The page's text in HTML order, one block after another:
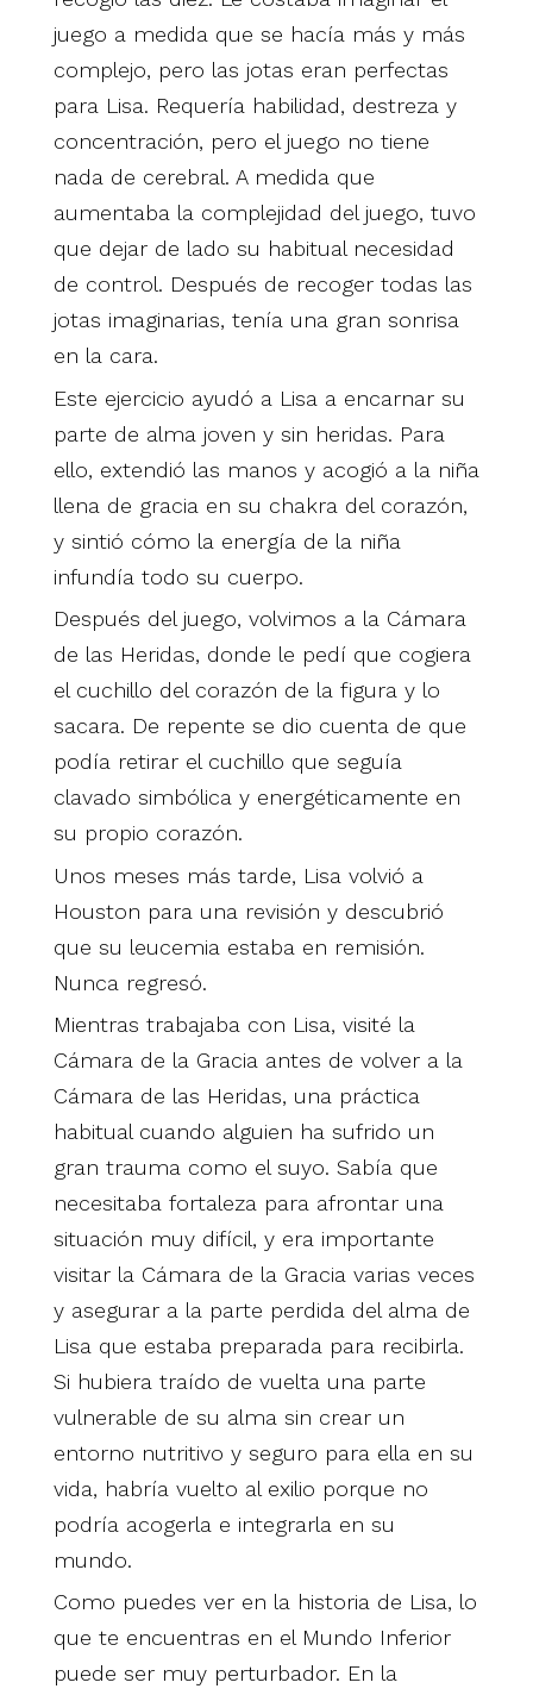
juego a medida que se hacía más y más
complejo, pero las jotas eran perfectas
para Lisa. Requería habilidad, destreza y
concentración, pero el juego no tiene
nada de cerebral. A medida que
aumentaba la complejidad del juego, tuvo
que dejar de lado su habitual necesidad
de control. Después de recoger todas las
jotas imaginarias, tenía una gran sonrisa
en la cara.
Este ejercicio ayudó a Lisa a encarnar su
parte de alma joven y sin heridas. Para
ello, extendió las manos y acogió a la niña
llena de gracia en su chakra del corazón,
y sintió cómo la energía de la niña
infundía todo su cuerpo.
Después del juego, volvimos a la Cámara
de las Heridas, donde le pedí que cogiera
el cuchillo del corazón de la figura y lo
sacara. De repente se dio cuenta de que
podía retirar el cuchillo que seguía
clavado simbólica y energéticamente en
su propio corazón.
Unos meses más tarde, Lisa volvió a
Houston para una revisión y descubrió
que su leucemia estaba en remisión.
Nunca regresó.
Mientras trabajaba con Lisa, visité la
Cámara de la Gracia antes de volver a la
Cámara de las Heridas, una práctica
habitual cuando alguien ha sufrido un
gran trauma como el suyo. Sabía que
necesitaba fortaleza para afrontar una
situación muy difícil, y era importante
visitar la Cámara de la Gracia varias veces
y asegurar a la parte perdida del alma de
Lisa que estaba preparada para recibirla.
Si hubiera traído de vuelta una parte
vulnerable de su alma sin crear un
entorno nutritivo y seguro para ella en su
vida, habría vuelto al exilio porque no
podría acogerla e integrarla en su
mundo.
Como puedes ver en la historia de Lisa, lo
que te encuentras en el Mundo Inferior
puede ser muy perturbador. En la